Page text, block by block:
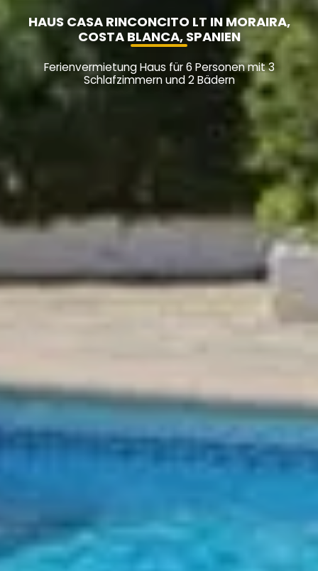
HAUS CASA RINCONCITO LT IN MORAIRA,
COSTA BLANCA, SPANIEN
Ferienvermietung Haus für 6 Personen mit 3
Schlafzimmern und 2 Bädern